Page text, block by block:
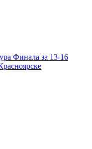
Финала за 13-16